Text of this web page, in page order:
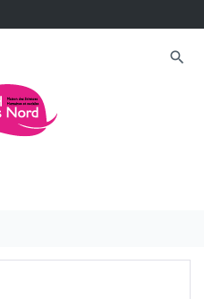
search